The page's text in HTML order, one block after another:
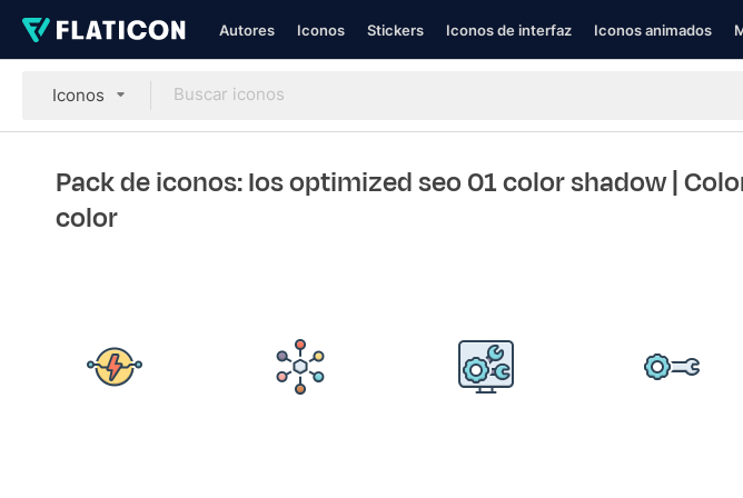
Autores Iconos Stickers Iconos de interfaz Iconos animados
Iconos
Pack de iconos: Ios optimized seo 01 color shadow|
color